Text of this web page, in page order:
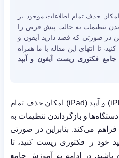
امکان حذف تمام اطلاعات موجود بر
تنظیمات به حالت پیش فرض را
در صورتی که قصد دارید آیفون و
تا انتهای این مقاله با ما همراه
جامع فکتوری ریست آیفون و آیپد
فکتوری ریست آیفون (iPhone) و آیپد (iPad) امکان حذف تمام
و بازگرداندن تنظیمات به
می‌کند. بنابراین در صورتی
خود را فکتوری ریست کنید، تا
باشید. در ادامه به آموزش جامع